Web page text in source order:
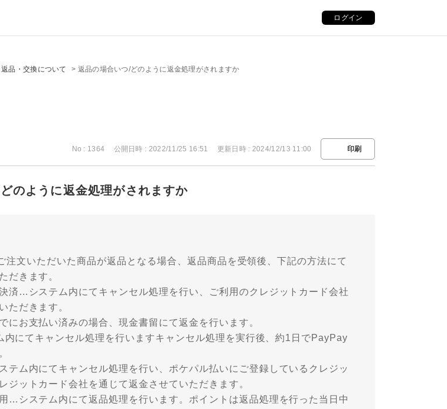
ログイン
返品・交換について > 返品の場合いつ/どのように返金処理がされますか
No : 1364 公開日時 : 2022/11/25 16:51 更新日時 : 2024/12/13 11:00 印刷
のように返金処理がされますか
注文いただいた商品が返品となる場合、返品商品を受領後、下記の方法にて
だきます。
済…システム内にてキャンセル処理を行い、ご利用のクレジットカード会社
ただきます。
にお支払い済みの場合、現金書留にて返金を行います。
にてキャンセル処理を行いますキャンセル処理を実行後、約1日でPayPay
テム内にてキャンセル処理を行い、ポケパル払いにご登録しているクレジッ
ジットカード会社を通じて返金させていただきます。
…システム内にて返品処理を行います。ポイントは返品処理を行った当日中